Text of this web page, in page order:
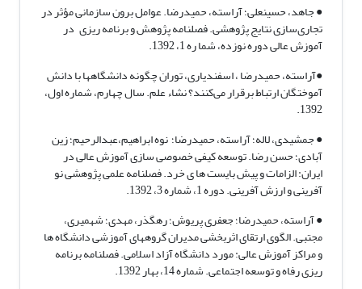
● جاهد، حسینعلی؛ آراسته، حمیدرضا. عوامل برون سازمانی مؤثر در
تجاری‌سازی نتایج پژوهشی. فصلنامه پژوهش و برنامه ریزی در
آموزش عالی دوره نوزده، شما ره 1، 1392.
●آراسته، حمیدرضا ، اسفندیاری، توران چگونه دانشگاهها با دانش
آموختگان ارتباط برقرار می‌کنند؟ نشاء علم. سال چهارم، شماره اول،
1392.
● جمشیدی، لاله؛ آراسته، حمیدرضا؛ نوه ابراهیم،عبدالرحیم؛ زین
آبادی؛ حسن رضا. توسعه کیفی خصوصی سازی آموزش عالی در
ایران: الزامات و پیش بایست ها ی خرد. فصلنامه علمی پژوهشی نو
آفرینی و ارزش آفرینی. دوره 1، شماره 3، 1392.
● آراسته، حمیدرضا؛ جعفری پریوش؛ رهگذر، مهدی؛ شهمیری،
مجتبی. الگوی ارتقای اثربخشی مدیران گروههای آموزشی دانشگاه ها
و مراکز آموزش عالی: مورد دانشگاه آزاد اسلامی. فصلنامه برنامه
ریزی رفاه و توسعه اجتماعی. شماره 14، بهار 1392.